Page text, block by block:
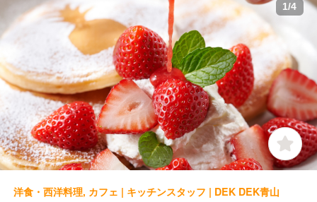
1/4
洋食・西洋料理, カフェ | キッチンスタッフ | DEK DEK青山